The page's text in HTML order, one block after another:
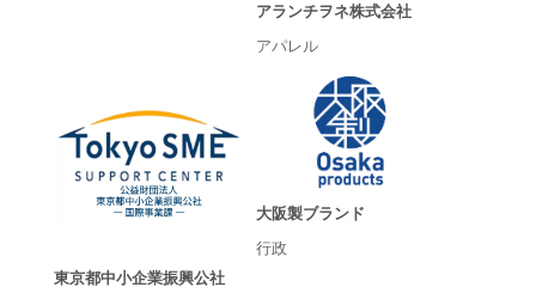
アランチヲネ株式会社
アパレル
東京都中小企業振興公社
大阪製ブランド
行政